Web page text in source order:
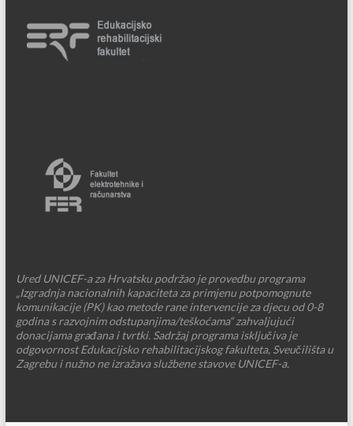
Ured UNICEF-a za Hrvatsku podržao je provedbu programa
„Izgradnja nacionalnih kapaciteta za primjenu potpomognute
komunikacije (PK) kao metode rane intervencije za djecu od 0-8
godina s razvojnim odstupanjima/teškoćama“ zahvaljujući
donacijama građana i tvrtki. Sadržaj programa isključiva je
odgovornost Edukacijsko rehabilitacijskog fakulteta, Sveučilišta u
Zagrebu i nužno ne izražava službene stavove UNICEF-a.